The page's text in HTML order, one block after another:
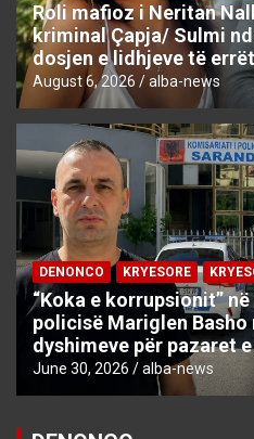
Roli mafioz i Neritan
kriminal Çapja/ Sulmi
dosjen e lidhjeve të
August 6, 2026 alba-news
DENONCO KRYESORE
“Koka e korrupsionit”
policisë Mariglen Basho
dyshimeve për pazaret
June 30, 2026 alba-news